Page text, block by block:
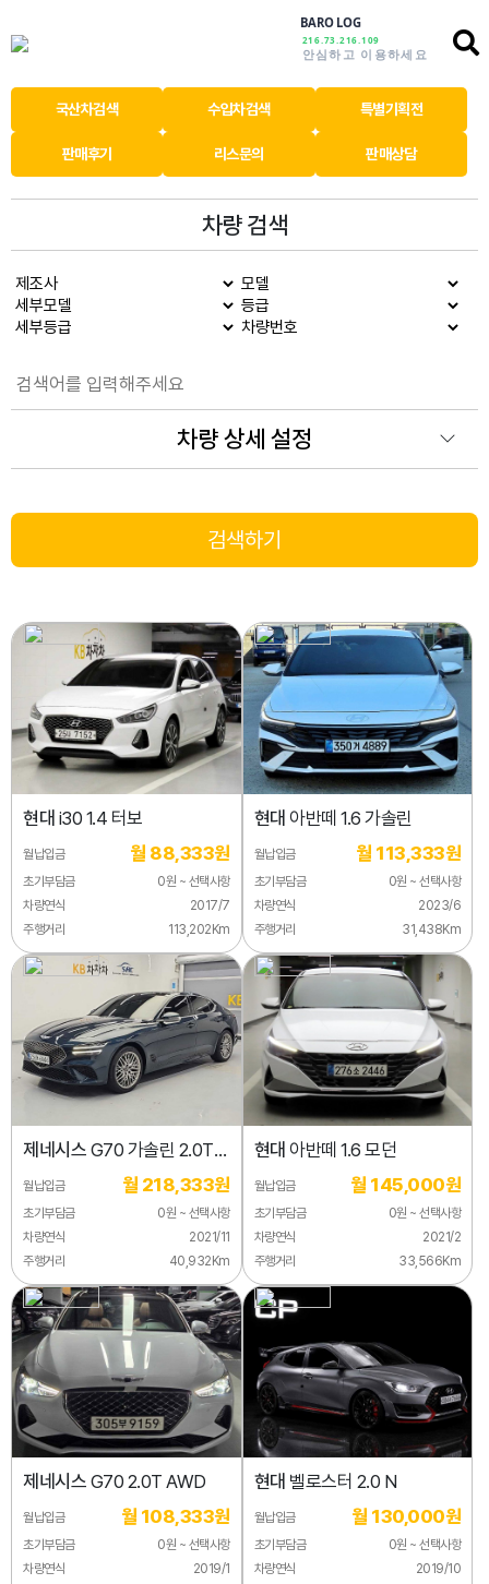
국산차검색 수입차검색 특별기획전
판매후기 리스문의 판매상담
차량 검색
차량 상세 설정
현대 i30 1.4 터보
월납입금 월 88,333원
초기부담금
0원 ~ 선택사항
차량연식
2017/7
주행거리
113,202Km
현대 아반떼 1.6 가솔린
월납입금 월 113,333원
초기부담금
0원 ~ 선택사항
차량연식
2023/6
주행거리
31,438Km
제네시스 G70 가솔린 2.0T
4WD
월납입금 월 218,333원
초기부담금
0원 ~ 선택사항
차량연식
2021/11
주행거리
40,932Km
현대 아반떼 1.6 모던
월납입금 월 145,000원
초기부담금
0원 ~ 선택사항
차량연식
2021/2
주행거리
33,566Km
제네시스 G70 2.0T AWD
월납입금 월 108,333원
초기부담금
0원 ~ 선택사항
차량연식
2019/1
현대 벨로스터 2.0 N
월납입금 월 130,000원
초기부담금
0원 ~ 선택사항
차량연식
2019/10
BARO LOG
216.73.216.109
안심하고 이용하세요